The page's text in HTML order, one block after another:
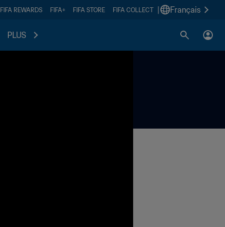
FIFA REWARDS FIFA+ FIFA STORE FIFA COLLECT Français
PLUS